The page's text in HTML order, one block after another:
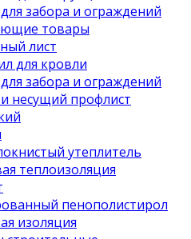
забора и ограждений
товары
лист
для кровли
забора и ограждений
несущий профлист
утеплитель
теплоизоляция
пенополистирол
изоляция